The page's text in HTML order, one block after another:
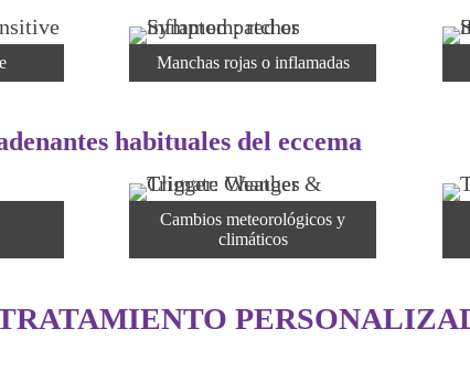
Manchas rojas o inflamadas
habituales del eccema
Cambios meteorológicos y
climáticos